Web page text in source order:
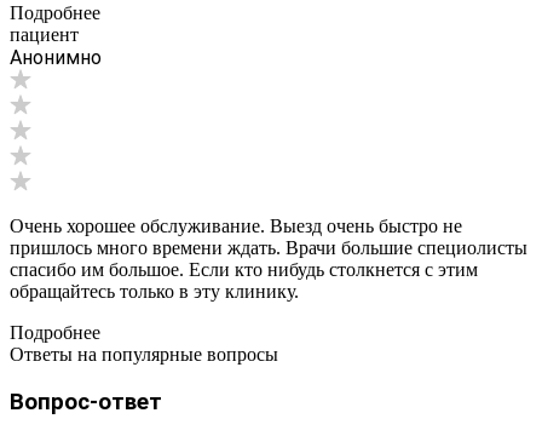
Подробнее
пациент
Анонимно
Очень хорошее обслуживание. Выезд очень быстро не
пришлось много времени ждать. Врачи большие специолисты
спасибо им большое. Если кто нибудь столкнется с этим
обращайтесь только в эту клинику.
Подробнее
Ответы на популярные вопросы
Вопрос-ответ